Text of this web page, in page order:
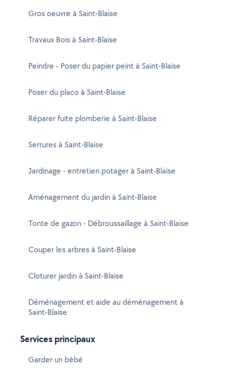
Gros oeuvre à Saint-Blaise
Travaux Bois à Saint-Blaise
Peindre - Poser du papier peint à Saint-Blaise
Poser du placo à Saint-Blaise
Réparer fuite plomberie à Saint-Blaise
Serrures à Saint-Blaise
Jardinage - entretien potager à Saint-Blaise
Aménagement du jardin à Saint-Blaise
Tonte de gazon - Débroussaillage à Saint-Blaise
Couper les arbres à Saint-Blaise
Cloturer jardin à Saint-Blaise
Déménagement et aide au déménagement à
Saint-Blaise
Services principaux
Garder un bébé